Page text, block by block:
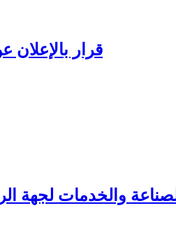
قرار بالإعلان